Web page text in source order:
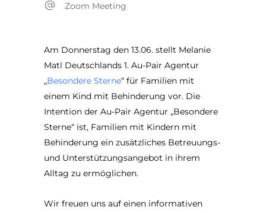
Zoom Meeting
Am Donnerstag den 13.06. stellt Melanie
Matl Deutschlands 1. Au-Pair Agentur
„Besondere Sterne“ für Familien mit
einem Kind mit Behinderung vor. Die
Intention der Au-Pair Agentur „Besondere
Sterne“ ist, Familien mit Kindern mit
Behinderung ein zusätzliches Betreuungs-
und Unterstützungsangebot in ihrem
Alltag zu ermöglichen.
Wir freuen uns auf einen informativen